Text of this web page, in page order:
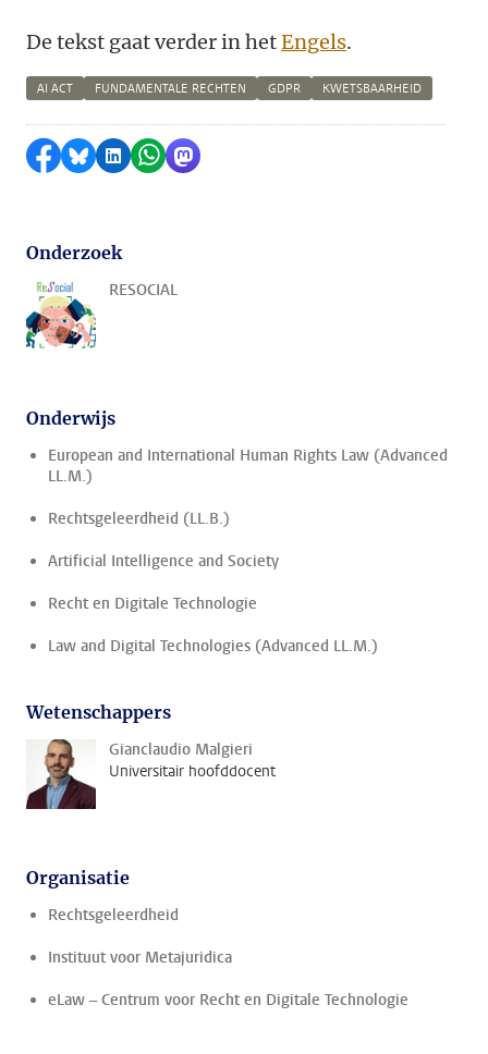
De tekst gaat verder in hetEngels.
AI ACT FUNDAMENTALE RECHTEN GDPR KWETSBAARHEID
Delen op Facebook
Delen via Bluesky
Delen op LinkedIn
Delen via WhatsApp
Delen via Mastodon
Onderzoek
RESOCIAL
Onderwijs
European and International Human Rights Law (Advanced
LL.M.)
Rechtsgeleerdheid (LL.B.)
Artificial Intelligence and Society
Recht en Digitale Technologie
Law and Digital Technologies (Advanced LL.M.)
Wetenschappers
Gianclaudio Malgieri
Universitair hoofddocent
Organisatie
Rechtsgeleerdheid
Instituut voor Metajuridica
eLaw – Centrum voor Recht en Digitale Technologie